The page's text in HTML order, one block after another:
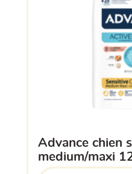
advance chien sensitive
medium/maxi